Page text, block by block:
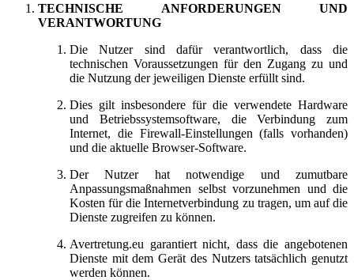
TECHNISCHE ANFORDERUNGEN UND
VERANTWORTUNG
Die Nutzer sind dafür verantwortlich, dass die
technischen Voraussetzungen für den Zugang zu und
die Nutzung der jeweiligen Dienste erfüllt sind.
Dies gilt insbesondere für die verwendete Hardware
und Betriebssystemsoftware, die Verbindung zum
Internet, die Firewall-Einstellungen (falls vorhanden)
und die aktuelle Browser-Software.
Der Nutzer hat notwendige und zumutbare
Anpassungsmaßnahmen selbst vorzunehmen und die
Kosten für die Internetverbindung zu tragen, um auf die
Dienste zugreifen zu können.
Avertretung.eu garantiert nicht, dass die angebotenen
Dienste mit dem Gerät des Nutzers tatsächlich genutzt
werden können.